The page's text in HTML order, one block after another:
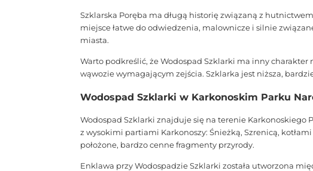
Szklarska Poręba ma długą historię związaną z
miejsce łatwe do odwiedzenia, malownicze i silnie
miasta.
Warto podkreślić, że Wodospad Szklarki ma inny charakter
wąwozie wymagającym zejścia. Szklarka jest niższa,
Wodospad Szklarki w Karkonoskim Parku
Wodospad Szklarki znajduje się na terenie Karkonoskiego
z wysokimi partiami Karkonoszy: Śnieżką, Szrenicą,
położone, bardzo cenne fragmenty przyrody.
Enklawa przy Wodospadzie Szklarki została utworzona